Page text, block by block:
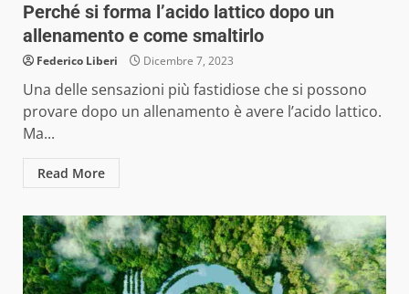
Perché si forma l’acido lattico dopo un
allenamento e come smaltirlo
Federico Liberi Dicembre 7, 2023
Una delle sensazioni più fastidiose che si possono
provare dopo un allenamento è avere l’acido lattico.
Ma...
Read More